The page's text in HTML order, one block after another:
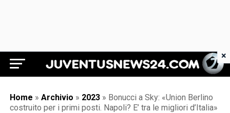
Juventus News 24
Home » Archivio » 2023 » Bonucci a Sky: «Union Berlino
costruito per i primi posti. Napoli? E’ tra le migliori d’Italia»
×